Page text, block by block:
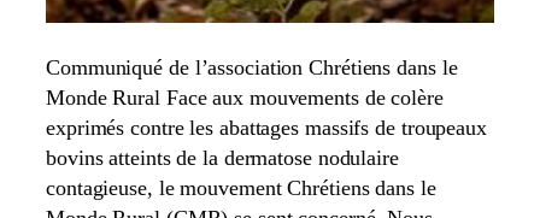
Communiqué de l’association Chrétiens dans le
Monde Rural Face aux mouvements de colère
exprimés contre les abattages massifs de troupeaux
bovins atteints de la dermatose nodulaire
contagieuse, le mouvement Chrétiens dans le